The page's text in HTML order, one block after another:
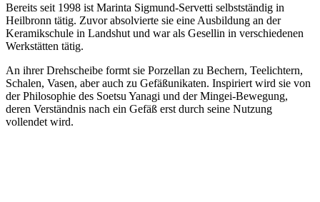
Bereits seit 1998 ist Marinta Sigmund-Servetti selbstständig in
Heilbronn tätig. Zuvor absolvierte sie eine Ausbildung an der
Keramikschule in Landshut und war als Gesellin in verschiedenen
Werkstätten tätig.
An ihrer Drehscheibe formt sie Porzellan zu Bechern, Teelichtern,
Schalen, Vasen, aber auch zu Gefäßunikaten. Inspiriert wird sie von
der Philosophie des Soetsu Yanagi und der Mingei-Bewegung,
deren Verständnis nach ein Gefäß erst durch seine Nutzung
vollendet wird.